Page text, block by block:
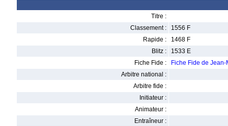
Titre :
Classement :
1556 F
Rapide :
1468 F
Blitz :
1533 E
Fiche Fide :
Fiche Fide de Jean-
Arbitre national :
Arbitre fide :
Initiateur :
Animateur :
Entraîneur :